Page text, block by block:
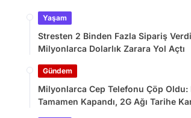
Yaşam
Stresten 2 Binden Fazla Sipariş
Milyonlarca Dolarlık Zarara Yol Açtı
Gündem
Milyonlarca Cep Telefonu Çöp Oldu:
Tamamen Kapandı, 2G Ağı Tarihe